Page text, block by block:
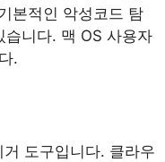
본적인 악성코드 탐
니다. 맥 OS 사용자
.
도구입니다. 클라우